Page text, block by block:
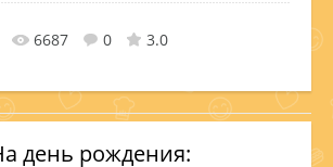
день рождения:
6687 0 3.0